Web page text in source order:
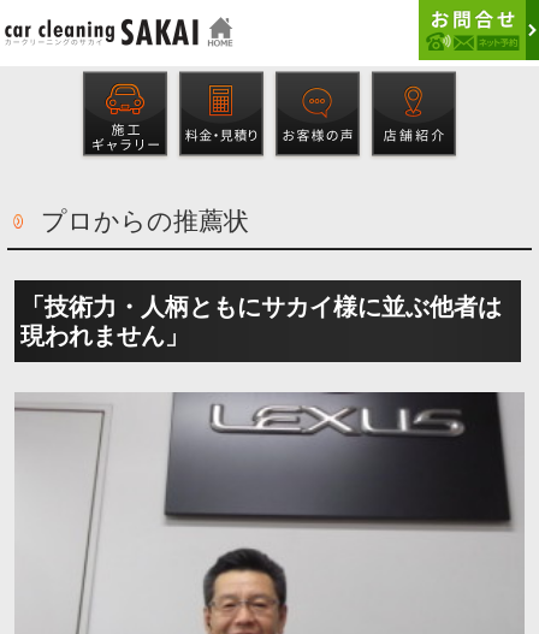
プロからの推薦状
「技術力・人柄ともにサカイ様に並ぶ他者は
現われません」